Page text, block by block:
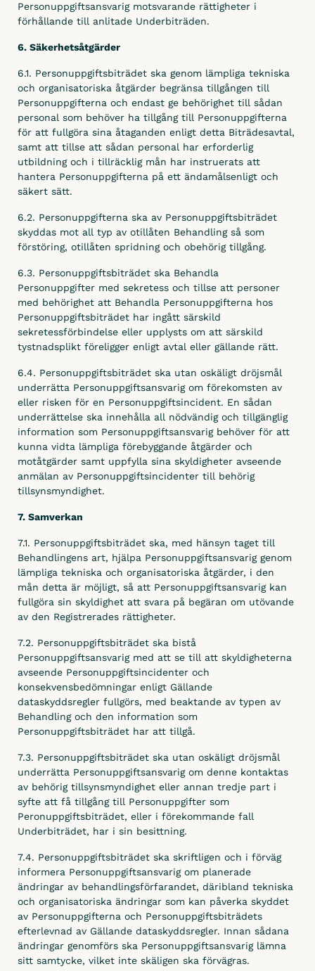
Personuppgiftsansvarig motsvarande rättigheter i
förhållande till anlitade Underbiträden.
6. Säkerhetsåtgärder
6.1. Personuppgiftsbiträdet ska genom lämpliga tekniska
och organisatoriska åtgärder begränsa tillgången till
Personuppgifterna och endast ge behörighet till sådan
personal som behöver ha tillgång till Personuppgifterna
för att fullgöra sina åtaganden enligt detta Biträdesavtal,
samt att tillse att sådan personal har erforderlig
utbildning och i tillräcklig mån har instruerats att
hantera Personuppgifterna på ett ändamålsenligt och
säkert sätt.
6.2. Personuppgifterna ska av Personuppgiftsbiträdet
skyddas mot all typ av otillåten Behandling så som
förstöring, otillåten spridning och obehörig tillgång.
6.3. Personuppgiftsbiträdet ska Behandla
Personuppgifter med sekretess och tillse att personer
med behörighet att Behandla Personuppgifterna hos
Personuppgiftsbiträdet har ingått särskild
sekretessförbindelse eller upplysts om att särskild
tystnadsplikt föreligger enligt avtal eller gällande rätt.
6.4. Personuppgiftsbiträdet ska utan oskäligt dröjsmål
underrätta Personuppgiftsansvarig om förekomsten av
eller risken för en Personuppgiftsincident. En sådan
underrättelse ska innehålla all nödvändig och tillgänglig
information som Personuppgiftsansvarig behöver för att
kunna vidta lämpliga förebyggande åtgärder och
motåtgärder samt uppfylla sina skyldigheter avseende
anmälan av Personuppgiftsincidenter till behörig
tillsynsmyndighet.
7. Samverkan
7.1. Personuppgiftsbiträdet ska, med hänsyn taget till
Behandlingens art, hjälpa Personuppgiftsansvarig genom
lämpliga tekniska och organisatoriska åtgärder, i den
mån detta är möjligt, så att Personuppgiftsansvarig kan
fullgöra sin skyldighet att svara på begäran om utövande
av den Registrerades rättigheter.
7.2. Personuppgiftsbiträdet ska bistå
Personuppgiftsansvarig med att se till att skyldigheterna
avseende Personuppgiftsincidenter och
konsekvensbedömningar enligt Gällande
dataskyddsregler fullgörs, med beaktande av typen av
Behandling och den information som
Personuppgiftsbiträdet har att tillgå.
7.3. Personuppgiftsbiträdet ska utan oskäligt dröjsmål
underrätta Personuppgiftsansvarig om denne kontaktas
av behörig tillsynsmyndighet eller annan tredje part i
syfte att få tillgång till Personuppgifter som
Peronuppgiftsbiträdet, eller i förekommande fall
Underbiträdet, har i sin besittning.
7.4. Personuppgiftsbiträdet ska skriftligen och i förväg
informera Personuppgiftsansvarig om planerade
ändringar av behandlingsförfarandet, däribland tekniska
och organisatoriska ändringar som kan påverka skyddet
av Personuppgifterna och Personuppgiftsbiträdets
efterlevnad av Gällande dataskyddsregler. Innan sådana
ändringar genomförs ska Personuppgiftsansvarig lämna
sitt samtycke, vilket inte skäligen ska förvägras.